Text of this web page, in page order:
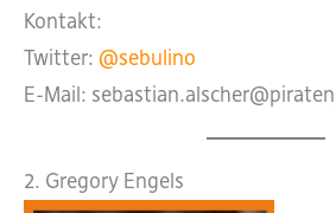
Kontakt:
Twitter: @sebulino
E-Mail:
2. Gregory Engels